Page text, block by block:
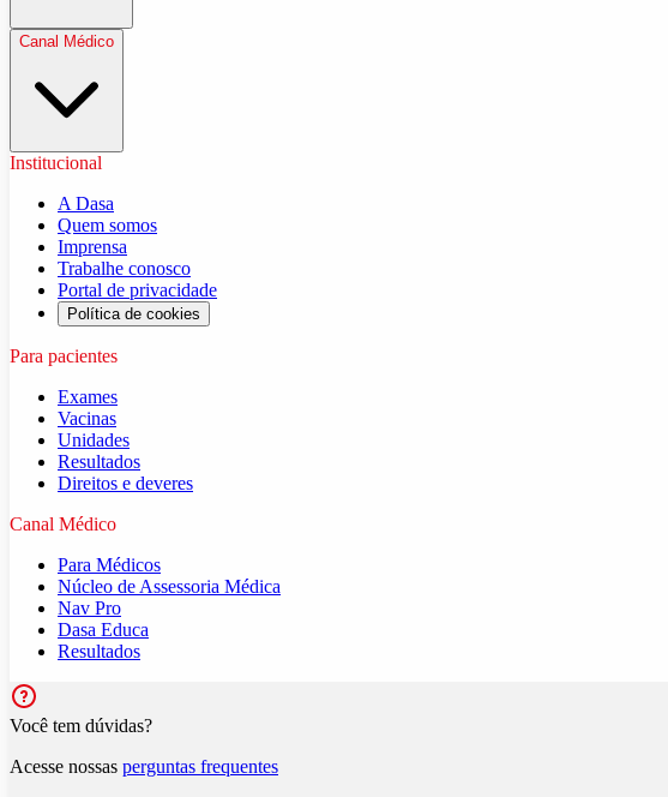
Canal Médico
Institucional
A Dasa
Quem somos
Imprensa
Trabalhe conosco
Portal de privacidade
Política de cookies
Para pacientes
Exames
Vacinas
Unidades
Resultados
Direitos e deveres
Canal Médico
Para Médicos
Núcleo de Assessoria Médica
Nav Pro
Dasa Educa
Resultados
Você tem dúvidas?
Acesse nossas perguntas frequentes